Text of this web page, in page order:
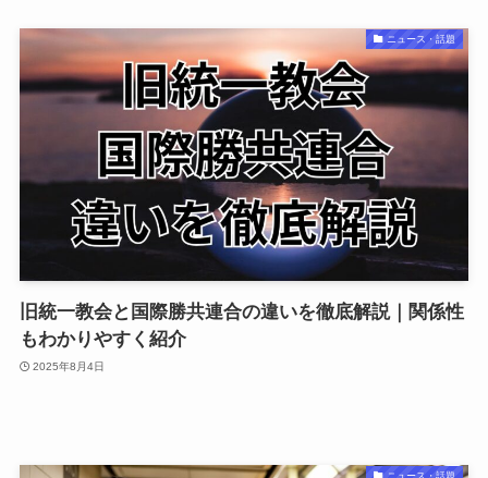
ニュース・話題
旧統一教会と国際勝共連合の違いを徹底解説｜関係性
もわかりやすく紹介
2025年8月4日
ニュース・話題